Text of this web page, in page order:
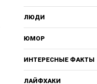
ЛЮДИ
ЮМОР
ИНТЕРЕСНЫЕ ФАКТЫ
ЛАЙФХАКИ